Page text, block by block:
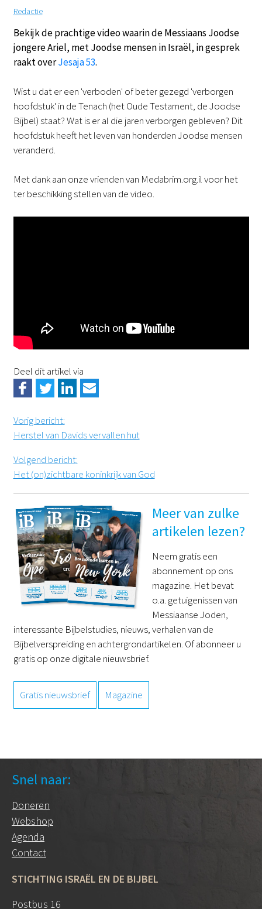
Redactie
Bekijk de prachtige video waarin de Messiaans Joodse
jongere Ariel, met Joodse mensen in Israël, in gesprek
raakt overJesaja 53.
Wist u dat er een 'verboden' of beter gezegd 'verborgen
hoofdstuk' in de Tenach (het Oude Testament, de Joodse
Bijbel) staat? Wat is er al die jaren verborgen gebleven? Dit
hoofdstuk heeft het leven van honderden Joodse mensen
veranderd.
Met dank aan onze vrienden van Medabrim.org.il voor het
ter beschikking stellen van de video.
Deel dit artikel via
Vorig bericht:
Herstel van Davids vervallen hut
Volgend bericht:
Het (on)zichtbare koninkrijk van God
Meer van zulke
artikelen lezen?
Neem gratis een
abonnement op ons
magazine. Het bevat
o.a. getuigenissen van
Messiaanse Joden,
interessante Bijbelstudies, nieuws, verhalen van de
Bijbelverspreiding en achtergrondartikelen. Of abonneer u
gratis op onze digitale nieuwsbrief.
Gratis nieuwsbrief Magazine
Snel naar:
Doneren
Webshop
Agenda
Contact
STICHTING ISRAËL EN DE BIJBEL
Postbus 16